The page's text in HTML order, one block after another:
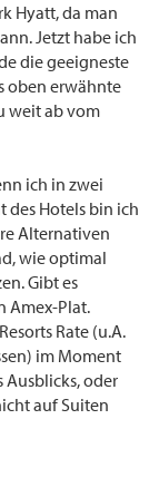
Hyatt, da man
Jetzt habe ich
die geeigneste
oben erwähnte
weit ab vom
ich in zwei
des Hotels bin ich
Alternativen
wie optimal
Gibt es
Amex-Plat.
Rate (u.A.
im Moment
Ausblicks, oder
auf Suiten